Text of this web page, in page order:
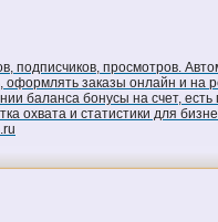
подписчиков, просмотров.
заказы онлайн и на
баланса бонусы на счет,
охвата и статистики для